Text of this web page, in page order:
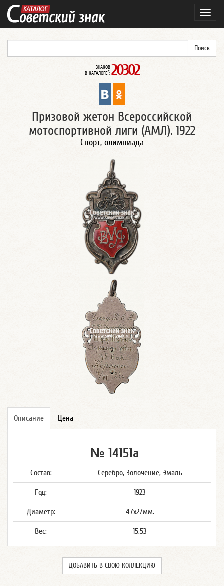
ЗНАКОВ
В КАТАЛОГЕ*: 20302
Призовой жетон Всероссийской
мотоспортивной лиги (АМЛ). 1922
Спорт, олимпиада
Описание Цена
№ 14151а
Состав: Серебро, Золочение, Эмаль
Год: 1923
Диаметр: 47х27мм.
Вес: 15.53
ДОБАВИТЬ В СВОЮ КОЛЛЕКЦИЮ